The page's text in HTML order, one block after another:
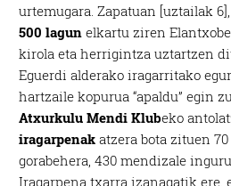
urtemugara. Zapatuan [uztailak
500 lagun elkartu ziren
kirola eta herrigintza uztartzen
Eguerdi alderako iragarritako
hartzaile kopurua “apaldu” egin
Atxurkulu Mendi Klubeko
iragarpenak atzera bota zituen
gorabehera, 430 mendizale
Iragarpena txarra izanagatik ere,